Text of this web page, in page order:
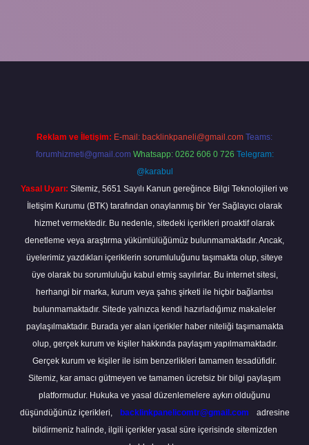
Reklam ve İletişim: E-mail: backlinkpaneli@gmail.com Teams:
forumhizmeti@gmail.com Whatsapp: 0262 606 0 726 Telegram:
@karabul
Yasal Uyarı: Sitemiz, 5651 Sayılı Kanun gereğince Bilgi Teknolojileri ve
İletişim Kurumu (BTK) tarafından onaylanmış bir Yer Sağlayıcı olarak
hizmet vermektedir. Bu nedenle, sitedeki içerikleri proaktif olarak
denetleme veya araştırma yükümlülüğümüz bulunmamaktadır. Ancak,
üyelerimiz yazdıkları içeriklerin sorumluluğunu taşımakta olup, siteye
üye olarak bu sorumluluğu kabul etmiş sayılırlar. Bu internet sitesi,
herhangi bir marka, kurum veya şahıs şirketi ile hiçbir bağlantısı
bulunmamaktadır. Sitede yalnızca kendi hazırladığımız makaleler
paylaşılmaktadır. Burada yer alan içerikler haber niteliği taşımamakta
olup, gerçek kurum ve kişiler hakkında paylaşım yapılmamaktadır.
Gerçek kurum ve kişiler ile isim benzerlikleri tamamen tesadüfidir.
Sitemiz, kar amacı gütmeyen ve tamamen ücretsiz bir bilgi paylaşım
platformudur. Hukuka ve yasal düzenlemelere aykırı olduğunu
düşündüğünüz içerikleri,
backlinkpanelicomtr@gmail.com
adresine
bildirmeniz halinde, ilgili içerikler yasal süre içerisinde sitemizden